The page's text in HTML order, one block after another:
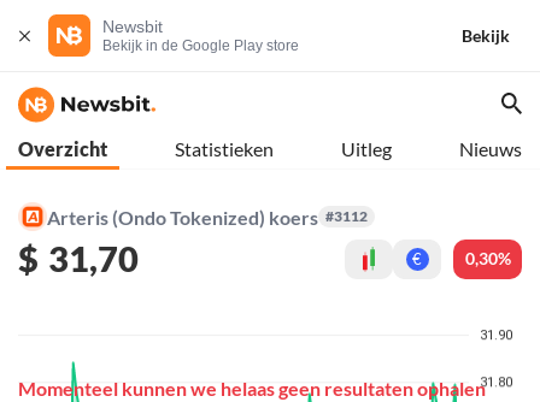
Newsbit
Bekijk in de Google Play store
Bekijk
Overzicht Statistieken Uitleg Nieuws
Arteris (Ondo Tokenized) koers #3112
$ 31,70 € 0,30%
Momenteel kunnen we helaas geen resultaten ophalen